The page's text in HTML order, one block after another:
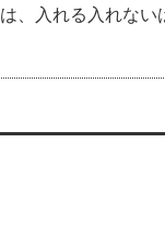
、入れる入れな